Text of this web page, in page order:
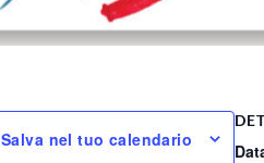
Salva nel tuo calendario